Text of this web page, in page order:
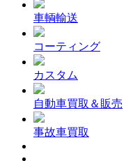
車輌輸送
コーティング
カスタム
自動車買取＆販売
事故車買取